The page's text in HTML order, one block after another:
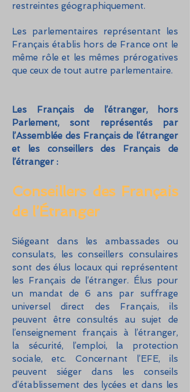
restreintes géographiquement.
Les parlementaires représentant les
Français établis hors de France ont le
même rôle et les mêmes prérogatives
que ceux de tout autre parlementaire.
Les Français de l’étranger, hors
Parlement, sont représentés par
l’Assemblée des Français de l’étranger
et les conseillers des Français de
l’étranger :
Conseillers des Français
de l’Étranger
Siégeant dans les ambassades ou
consulats, les conseillers consulaires
sont des élus locaux qui représentent
les Français de l’étranger. Élus pour
un mandat de 6 ans par suffrage
universel direct des Français, ils
peuvent être consultés au sujet de
l’enseignement français à l’étranger,
la sécurité, l’emploi, la protection
sociale, etc. Concernant l’EFE, ils
peuvent siéger dans les conseils
d’établissement des lycées et dans les